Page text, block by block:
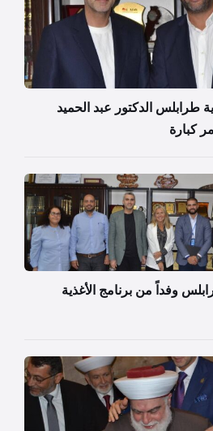
طرابلس الدكتور عبد الحميد
كبارة
وفداً من برنامج الأغذية